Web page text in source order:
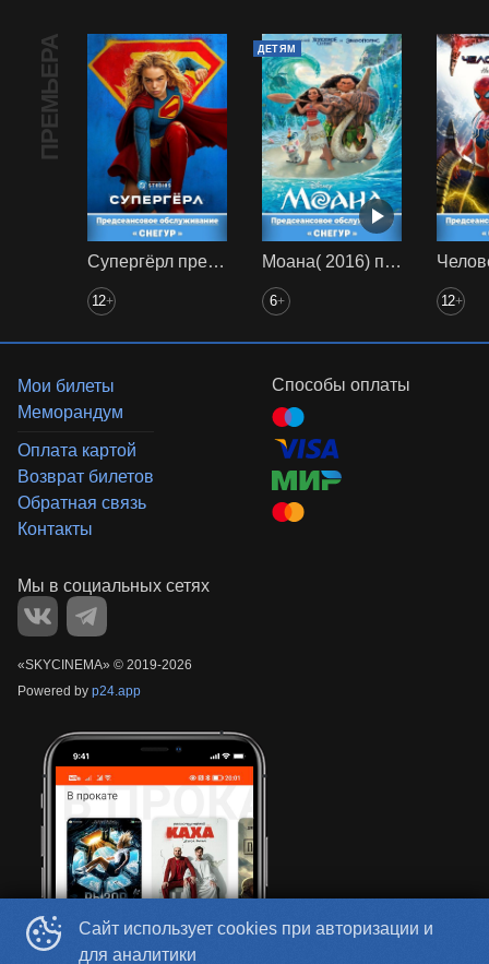
ПРЕМЬЕРА
Супергёрл предс. обсл. Снегур
12+
ДЕТЯМ
Моана( 2016) предс. обсл. Снегур
6+ 12+
Сайт использует cookies при авторизации и
для аналитики
Мои билеты
Меморандум
Оплата картой
Возврат билетов
Обратная связь
Контакты
Способы оплаты
«‎SKYCINEMA» © 2019-2026
Powered by p24.app